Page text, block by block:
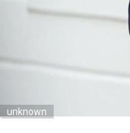
unknown